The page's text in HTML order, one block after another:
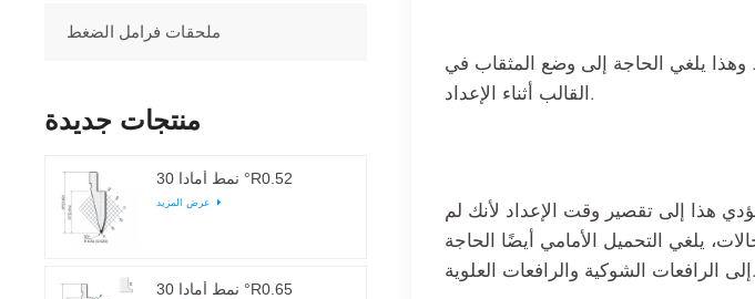
وهذا يلغي الحاجة إلى وضع المثقاب في
القالب أثناء الإعداد.
هذا إلى تقصير وقت الإعداد لأنك لم
يلغي التحميل الأمامي أيضًا الحاجة
إلى الرافعات الشوكية والرافعات العلوية.
ملحقات فرامل الضغط
منتجات جديدة
نمط أمادا 30 °R0.52
عرض المزيد
نمط أمادا 30 °R0.65